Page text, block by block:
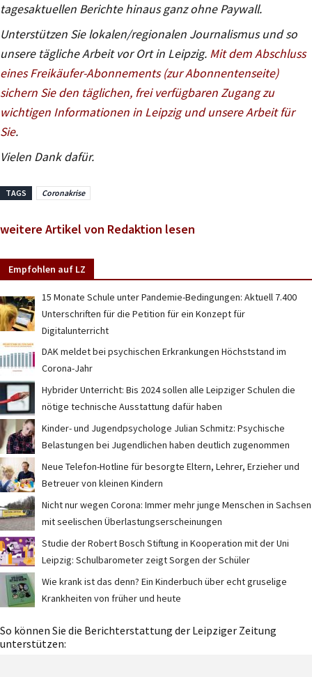
tagesaktuellen Berichte hinaus ganz ohne Paywall.
Unterstützen Sie lokalen/regionalen Journalismus und so
unsere tägliche Arbeit vor Ort in Leipzig. Mit dem Abschluss
eines Freikäufer-Abonnements (zur Abonnentenseite)
sichern Sie den täglichen, frei verfügbaren Zugang zu
wichtigen Informationen in Leipzig und unsere Arbeit für
Sie.
Vielen Dank dafür.
TAGS Coronakrise
weitere Artikel von Redaktion lesen
Empfohlen auf LZ
15 Monate Schule unter Pandemie-Bedingungen: Aktuell 7.400
Unterschriften für die Petition für ein Konzept für
Digitalunterricht
DAK meldet bei psychischen Erkrankungen Höchststand im
Corona-Jahr
Hybrider Unterricht: Bis 2024 sollen alle Leipziger Schulen die
nötige technische Ausstattung dafür haben
Kinder- und Jugendpsychologe Julian Schmitz: Psychische
Belastungen bei Jugendlichen haben deutlich zugenommen
Neue Telefon-Hotline für besorgte Eltern, Lehrer, Erzieher und
Betreuer von kleinen Kindern
Nicht nur wegen Corona: Immer mehr junge Menschen in Sachsen
mit seelischen Überlastungserscheinungen
Studie der Robert Bosch Stiftung in Kooperation mit der Uni
Leipzig: Schulbarometer zeigt Sorgen der Schüler
Wie krank ist das denn? Ein Kinderbuch über echt gruselige
Krankheiten von früher und heute
So können Sie die Berichterstattung der Leipziger Zeitung
unterstützen: